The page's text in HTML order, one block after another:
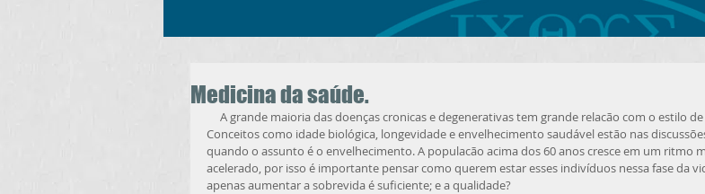
Medicina da saúde.
Conceitos como idade biológica, longevidade e envelhecimento saudável estão nas
quando o assunto é o envelhecimento. A populacão acima dos 60 anos cresce em um ritmo
acelerado, por isso é importante pensar como querem estar esses indivíduos nessa fase da
apenas aumentar a sobrevida é suficiente; e a qualidade?